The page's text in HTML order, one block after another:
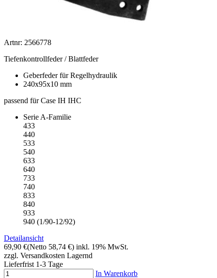
Artnr: 2566778
Tiefenkontrollfeder / Blattfeder
Geberfeder für Regelhydraulik
240x95x10 mm
passend für Case IH IHC
Serie A-Familie
433
440
533
540
633
640
733
740
833
840
933
940 (1/90-12/92)
Detailansicht
69,90 €(Netto 58,74 €) inkl. 19% MwSt.
zzgl. Versandkosten Lagernd
Lieferfrist 1-3 Tage
In Warenkorb